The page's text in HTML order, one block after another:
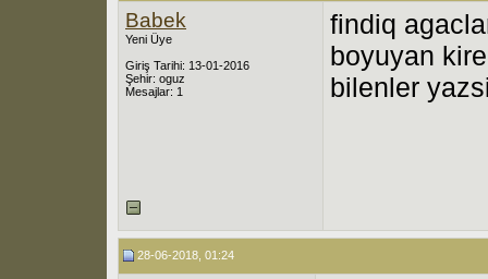
Babek
Yeni Üye
Giriş Tarihi: 13-01-2016
Şehir: oguz
Mesajlar: 1
findiq
boyuyan
bilenler
28-06-2018, 01:24